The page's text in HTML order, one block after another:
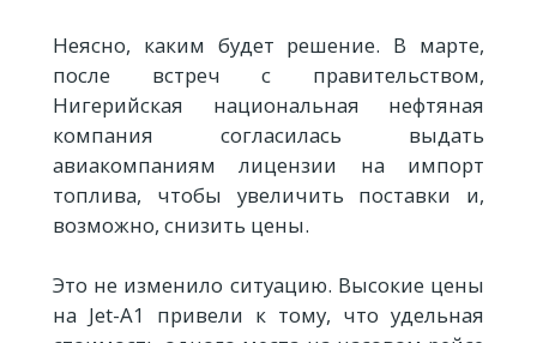
Неясно, каким будет решение. В марте,
после встреч с правительством,
Нигерийская национальная нефтяная
компания согласилась выдать
авиакомпаниям лицензии на импорт
топлива, чтобы увеличить поставки и,
возможно, снизить цены.
Это не изменило ситуацию. Высокие цены
на Jet-A1 привели к тому, что удельная